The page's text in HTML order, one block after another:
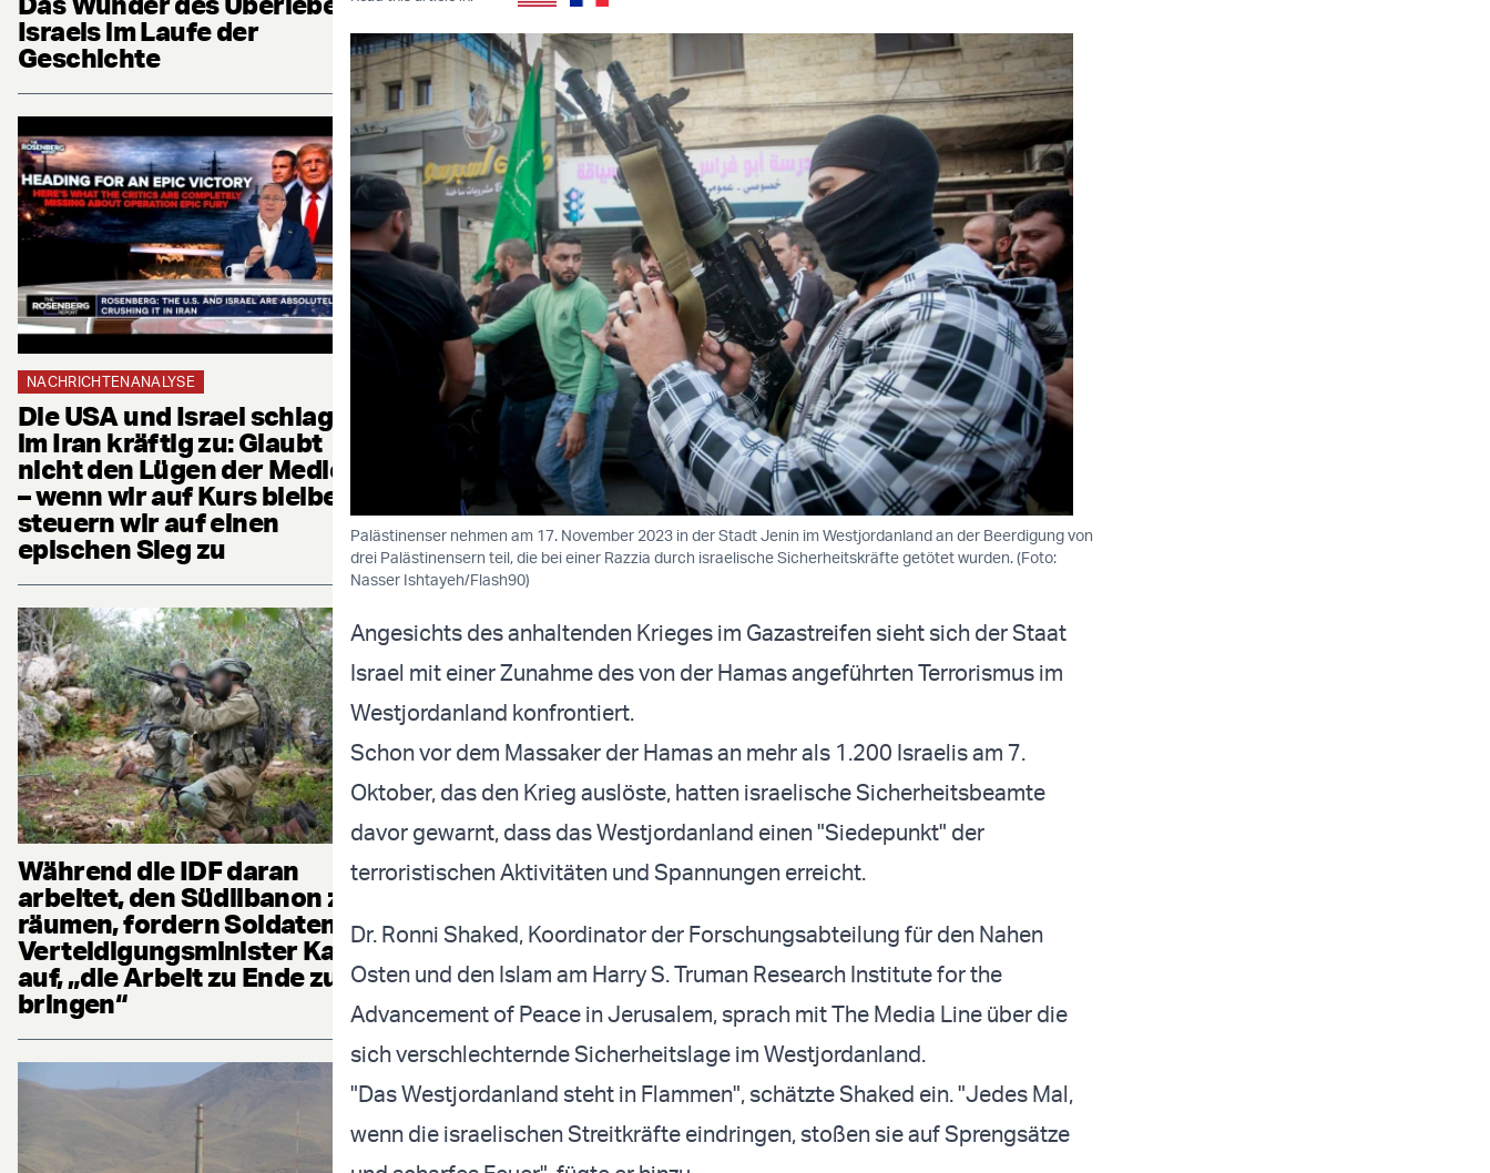
Israels im Laufe der
Geschichte
NACHRICHTENANALYSE
Die USA und Israel schlagen
im Iran kräftig zu: Glaubt
nicht den Lügen der Medien
– wenn wir auf Kurs bleiben,
steuern wir auf einen
epischen Sieg zu
Während die IDF daran
arbeitet, den Südlibanon zu
räumen, fordern Soldaten
Verteidigungsminister Katz
auf, „die Arbeit zu Ende zu
bringen“
Palästinenser nehmen am 17. November 2023 in der Stadt Jenin im Westjordanland an der Beerdigung von
drei Palästinensern teil, die bei einer Razzia durch israelische Sicherheitskräfte getötet wurden. (Foto:
Nasser Ishtayeh/Flash90)
Angesichts des anhaltenden Krieges im Gazastreifen sieht sich der Staat
Israel mit einer Zunahme des von der Hamas angeführten Terrorismus im
Westjordanland konfrontiert.
Schon vor dem Massaker der Hamas an mehr als 1.200 Israelis am 7.
Oktober, das den Krieg auslöste, hatten israelische Sicherheitsbeamte
davor gewarnt, dass das Westjordanland einen "Siedepunkt" der
terroristischen Aktivitäten und Spannungen erreicht.
Dr. Ronni Shaked, Koordinator der Forschungsabteilung für den Nahen
Osten und den Islam am Harry S. Truman Research Institute for the
Advancement of Peace in Jerusalem, sprach mit The Media Line über die
sich verschlechternde Sicherheitslage im Westjordanland.
"Das Westjordanland steht in Flammen", schätzte Shaked ein. "Jedes Mal,
wenn die israelischen Streitkräfte eindringen, stoßen sie auf Sprengsätze